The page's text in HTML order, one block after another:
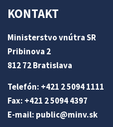
KONTAKT
Ministerstvo vnútra SR
Pribinova 2
812 72 Bratislava
Telefón: +421 2 5094 1111
Fax: +421 2 5094 4397
E-mail: public@minv.sk